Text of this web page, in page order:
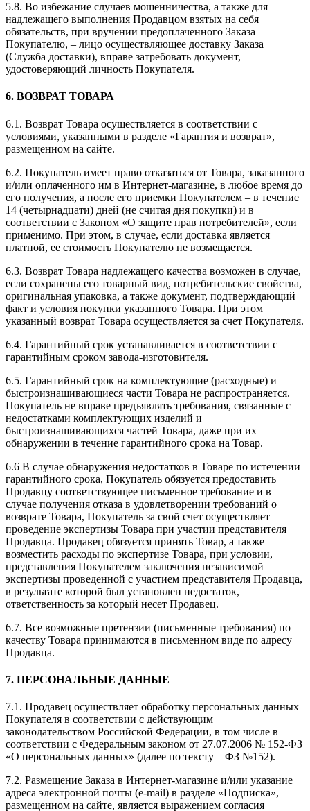
5.8. Во избежание случаев мошенничества, а также для
надлежащего выполнения Продавцом взятых на себя
обязательств, при вручении предоплаченного Заказа
Покупателю, – лицо осуществляющее доставку Заказа
(Служба доставки), вправе затребовать документ,
удостоверяющий личность Покупателя.
6. ВОЗВРАТ ТОВАРА
6.1. Возврат Товара осуществляется в соответствии с
условиями, указанными в разделе «Гарантия и возврат»,
размещенном на сайте.
6.2. Покупатель имеет право отказаться от Товара, заказанного
и/или оплаченного им в Интернет-магазине, в любое время до
его получения, а после его приемки Покупателем – в течение
14 (четырнадцати) дней (не считая дня покупки) и в
соответствии с Законом «О защите прав потребителей», если
применимо. При этом, в случае, если доставка является
платной, ее стоимость Покупателю не возмещается.
6.3. Возврат Товара надлежащего качества возможен в случае,
если сохранены его товарный вид, потребительские свойства,
оригинальная упаковка, а также документ, подтверждающий
факт и условия покупки указанного Товара. При этом
указанный возврат Товара осуществляется за счет Покупателя.
6.4. Гарантийный срок устанавливается в соответствии с
гарантийным сроком завода-изготовителя.
6.5. Гарантийный срок на комплектующие (расходные) и
быстроизнашивающиеся части Товара не распространяется.
Покупатель не вправе предъявлять требования, связанные с
недостатками комплектующих изделий и
быстроизнашивающихся частей Товара, даже при их
обнаружении в течение гарантийного срока на Товар.
6.6 В случае обнаружения недостатков в Товаре по истечении
гарантийного срока, Покупатель обязуется предоставить
Продавцу соответствующее письменное требование и в
случае получения отказа в удовлетворении требований о
возврате Товара, Покупатель за свой счет осуществляет
проведение экспертизы Товара при участии представителя
Продавца. Продавец обязуется принять Товар, а также
возместить расходы по экспертизе Товара, при условии,
представления Покупателем заключения независимой
экспертизы проведенной с участием представителя Продавца,
в результате которой был установлен недостаток,
ответственность за который несет Продавец.
6.7. Все возможные претензии (письменные требования) по
качеству Товара принимаются в письменном виде по адресу
Продавца.
7. ПЕРСОНАЛЬНЫЕ ДАННЫЕ
7.1. Продавец осуществляет обработку персональных данных
Покупателя в соответствии с действующим
законодательством Российской Федерации, в том числе в
соответствии с Федеральным законом от 27.07.2006 № 152-ФЗ
«О персональных данных» (далее по тексту – ФЗ №152).
7.2. Размещение Заказа в Интернет-магазине и/или указание
адреса электронной почты (e-mail) в разделе «Подписка»,
размещенном на сайте, является выражением согласия